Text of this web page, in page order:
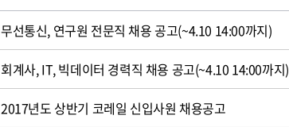
무선통신, 연구원 전문직 채용 공고(~4.10 14:00까지)
회계사, IT, 빅데이터 경력직 채용 공고(~4.10 14:00까지)
2017년도 상반기 코레일 신입사원 채용공고